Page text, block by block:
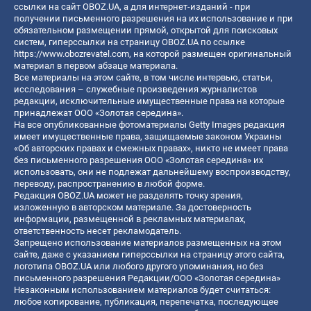
ссылки на сайт OBOZ.UA, а для интернет-изданий - при
получении письменного разрешения на их использование и при
обязательном размещении прямой, открытой для поисковых
систем, гиперссылки на страницу OBOZ.UA по ссылке
https://www.obozrevatel.com, на которой размещен оригинальный
материал в первом абзаце материала.
Все материалы на этом сайте, в том числе интервью, статьи,
исследования – служебные произведения журналистов
редакции, исключительные имущественные права на которые
принадлежат ООО «Золотая середина».
На все опубликованные фотоматериалы Getty Images редакция
имеет имущественные права, защищаемые законом Украины
«Об авторских правах и смежных правах», никто не имеет права
без письменного разрешения ООО «Золотая середина» их
использовать, они не подлежат дальнейшему воспроизводству,
переводу, распространению в любой форме.
Редакция OBOZ.UA может не разделять точку зрения,
изложенную в авторском материале. За достоверность
информации, размещенной в рекламных материалах,
ответственность несет рекламодатель.
Запрещено использование материалов размещенных на этом
сайте, даже с указанием гиперссылки на страницу этого сайта,
логотипа OBOZ.UA или любого другого упоминания, но без
письменного разрешения Редакции/ООО «Золотая середина»
Незаконным использованием материалов будет считаться:
любое копирование, публикация, перепечатка, последующее